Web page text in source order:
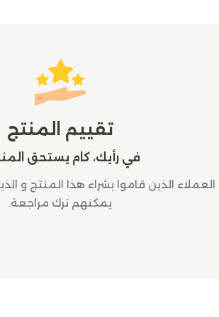
تقييم المنتج
في رأيك، كام يستحق
الذين قاموا بشراء هذا المنتج و
يمكنهم ترك مراجعة.